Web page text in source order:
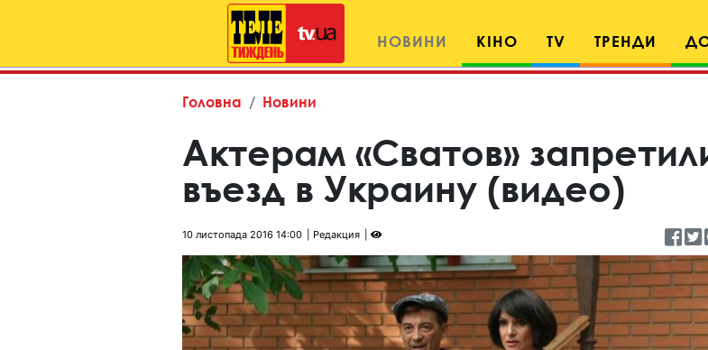
НОВИНИ КІНО TV ТРЕНДИ
Головна Новини
Актерам «Сватов»
въезд в Украину (видео)
10 листопада 2016 14:00 Редакция